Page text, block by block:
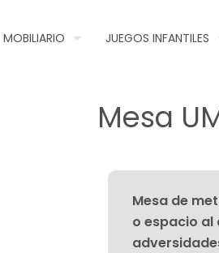
MOBILIARIO JUEGOS INFANTILES
Mesa
Mesa de
o espacio al